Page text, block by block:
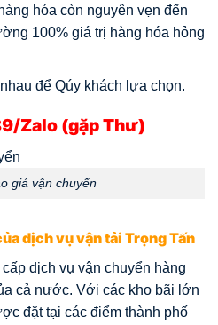
hóa còn nguyên vẹn đến
100% giá trị hàng hóa hỏng
để Qúy khách lựa chọn.
Zalo (gặp Thư)
giá vận chuyển
dịch vụ vận tải Trọng Tấn
cấp dịch vụ vận chuyển hàng
cả nước. Với các kho bãi lớn
đặt tại các điểm thành phố